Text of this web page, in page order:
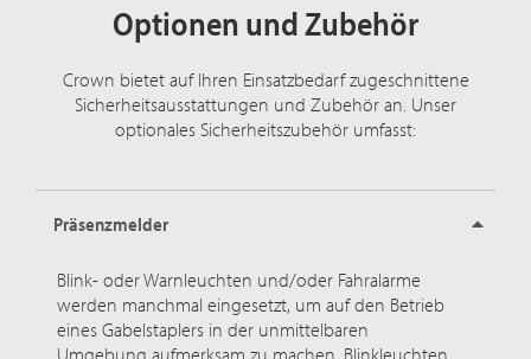
Optionen und Zubehör
Crown bietet auf Ihren Einsatzbedarf zugeschnittene
Sicherheitsausstattungen und Zubehör an. Unser
optionales Sicherheitszubehör umfasst:
Präsenzmelder
Blink- oder Warnleuchten und/oder Fahralarme
werden manchmal eingesetzt, um auf den Betrieb
eines Gabelstaplers in der unmittelbaren
Umgebung aufmerksam zu machen. Blinkleuchten